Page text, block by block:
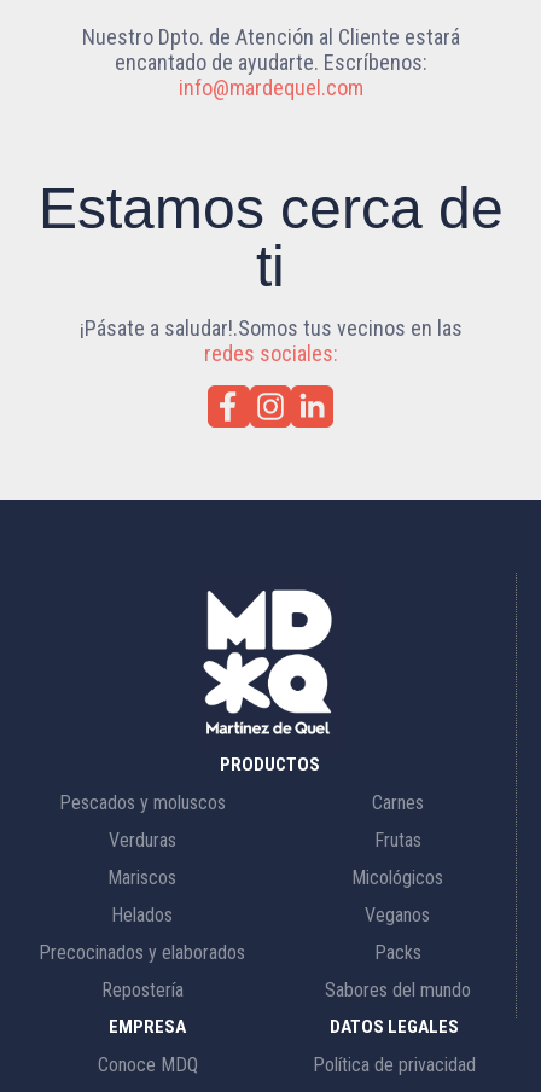
Nuestro Dpto. de Atención al Cliente estará
encantado de ayudarte. Escríbenos:
info@mardequel.com
Estamos cerca de
ti
¡Pásate a saludar!.Somos tus vecinos en las
redes sociales:
PRODUCTOS
Pescados y moluscos
Verduras
Mariscos
Helados
Precocinados y elaborados
Repostería
Carnes
Frutas
Micológicos
Veganos
Packs
Sabores del mundo
EMPRESA
Conoce MDQ
DATOS LEGALES
Política de privacidad